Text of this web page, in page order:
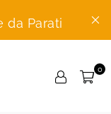
da Parati
0